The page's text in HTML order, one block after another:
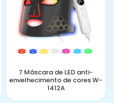
7 Máscara de LED anti-
envelhecimento de cores W-
1412A